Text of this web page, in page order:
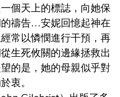
個天上的標誌，向她保
禱告…安妮回憶起神在
常以憐憫進行干預，再
生死攸關的邊緣拯救出
的是，她的母親似乎對
衷。